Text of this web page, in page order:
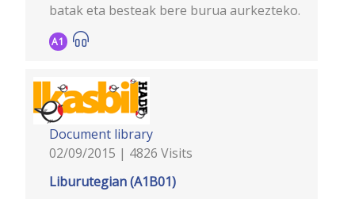
batak eta besteak bere burua aurkezteko.
A1
Document library
02/09/2015 | 4826 Visits
Liburutegian (A1B01)